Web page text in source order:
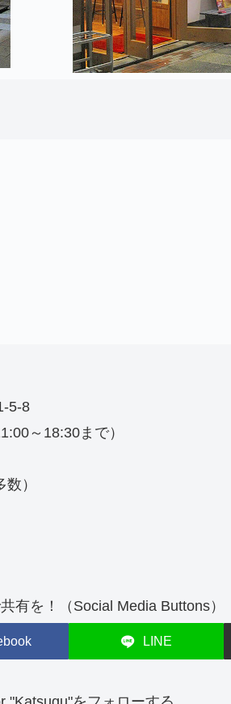
5-8
～18:30まで）
）
有を！（Social Media Buttons）
LINE